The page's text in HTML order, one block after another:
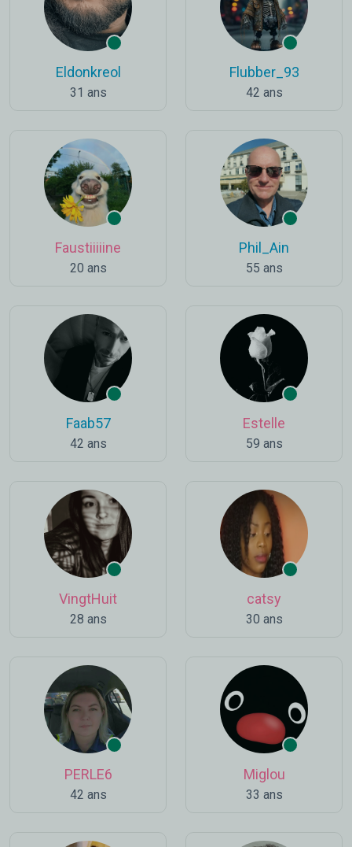
Eldonkreol
31 ans
Flubber_93
42 ans
Faustiiiiine
20 ans
Phil_Ain
55 ans
Faab57
42 ans
Estelle
59 ans
VingtHuit
28 ans
catsy
30 ans
PERLE6
42 ans
Miglou
33 ans